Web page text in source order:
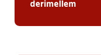
derimellem